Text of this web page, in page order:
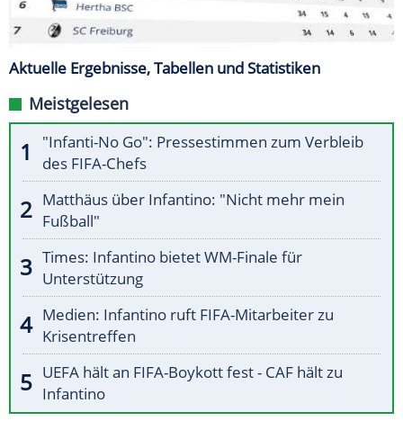
Aktuelle Ergebnisse, Tabellen und Statistiken
Meistgelesen
"Infanti-No Go": Pressestimmen zum Verbleib
des FIFA-Chefs
Matthäus über Infantino: "Nicht mehr mein
Fußball"
Times: Infantino bietet WM-Finale für
Unterstützung
Medien: Infantino ruft FIFA-Mitarbeiter zu
Krisentreffen
UEFA hält an FIFA-Boykott fest - CAF hält zu
Infantino